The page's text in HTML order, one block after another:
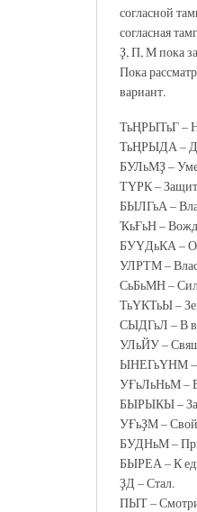
согласной
согласная
Ҙ, П, М пока
Пока
вариант.
ТьҢРЫТьГ –
ТьҢРЫДА –
БУЛьМҘ –
ТҮРК –
БЫЛГьА –
ҠьҒьН –
БУҮДьКА –
УЛРТМ –
СьБьМН –
ТьҮКТьЫ –
СЫДГьЛ – В
УЛьЙУ –
ЫНЕГьҮНМ –
УҒьЛьНьМ –
БЫРЫКЫ –
УҒьҘМ –
БУДНьМ –
БЫРЕА – К
ҘД – Стал.
ПЫТ –